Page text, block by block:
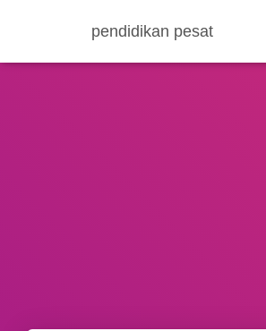
pendidikan pesat